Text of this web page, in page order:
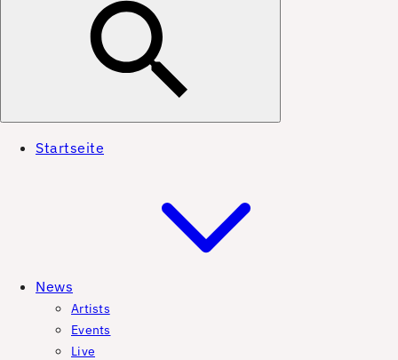
Startseite
News
Artists
Events
Live